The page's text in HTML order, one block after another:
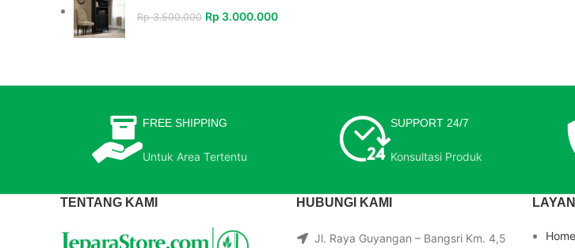
Rp3.500.000 Rp 3.000.000
FREE SHIPPING
Untuk Area Tertentu
SUPPORT 24/7
Konsultasi Produk
TENTANG KAMI HUBUNGI KAMI
Jl. Raya Guyangan – Bangsri Km. 4,5
Home